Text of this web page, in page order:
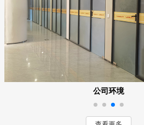
公司环境